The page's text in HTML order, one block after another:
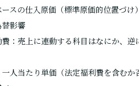
スの仕入原価（標準原価的位置づ
影響
：売上に連動する科目はなにか、
人当たり単価（法定福利費を含む